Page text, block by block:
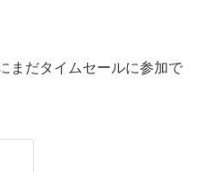
まだタイムセールに参加で